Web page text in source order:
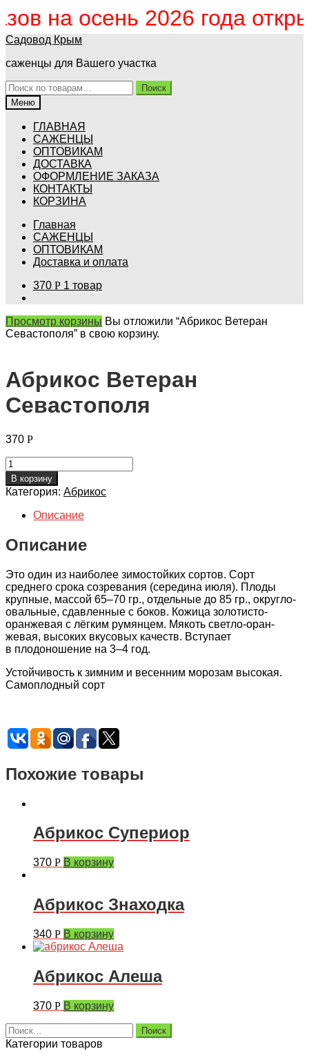
на осень 2026 года
Перейти
навигации
Перейти
содержимому
Садовод Крым
саженцы для Вашего участка
Искать:
Поиск
Меню
ГЛАВНАЯ
САЖЕНЦЫ
ОПТОВИКАМ
ДОСТАВКА
ОФОРМЛЕНИЕ ЗАКАЗА
КОНТАКТЫ
КОРЗИНА
Главная
САЖЕНЦЫ
ОПТОВИКАМ
Доставка и оплата
370 Р 1 товар
Просмотр корзины Вы отложили “Абрикос Ветеран
Севастополя” в свою корзину.
Абрикос Ветеран
Севастополя
370 Р
Количество
Абрикос
Ветеран
Севастополя
В корзину
Категория: Абрикос
Описание
Описание
Это один из наиболее зимостойких сор­тов. Сорт
среднего срока созревания (середина июля). Плоды
крупные, массой 65–70 гр., отдельные до 85 гр., округло-
овальные, сдав­ленные с боков. Кожица золотисто-
оранжевая с лёгким румянцем. Мякоть светло-оран­
жевая, высоких вкусовых качеств. Вступает
в плодоношение на 3–4 год.
Устойчивость к зимним и весенним морозам высокая.
Самоплодный сорт
Похожие товары
Абрикос Супериор
370 Р В корзину
Абрикос Знаходка
340 Р В корзину
Абрикос Алеша
370 Р В корзину
Найти:
Категории товаров